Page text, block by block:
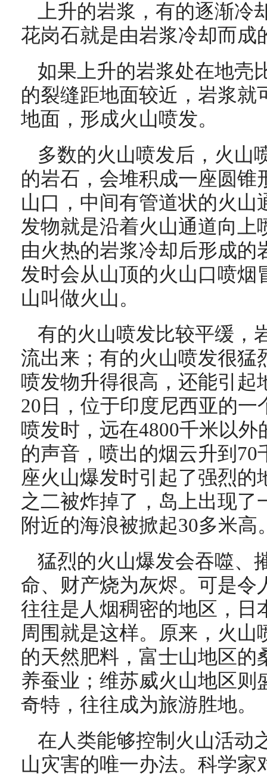
上升的岩浆，有的逐渐
花岗石就是由岩浆冷却而成
如果上升的岩浆处在地壳
的裂缝距地面较近，岩浆就
地面，形成火山喷发。
多数的火山喷发后，火山
的岩石，会堆积成一座圆锥
山口，中间有管道状的火山
发物就是沿着火山通道向上
由火热的岩浆冷却后形成的
发时会从山顶的火山口喷烟
山叫做火山。
有的火山喷发比较平缓，
流出来；有的火山喷发很猛
喷发物升得很高，还能引起
20日，位于印度尼西亚的
喷发时，远在4800千米以
的声音，喷出的烟云升到70
座火山爆发时引起了强烈的
之二被炸掉了，岛上出现了
附近的海浪被掀起30多米高
猛烈的火山爆发会吞噬、
命、财产烧为灰烬。可是令
往往是人烟稠密的地区，日
周围就是这样。原来，火
的天然肥料，富士山地区的
养蚕业；维苏威火山地区则
奇特，往往成为旅游胜地。
在人类能够控制火山活动
山灾害的唯一办法。科学家